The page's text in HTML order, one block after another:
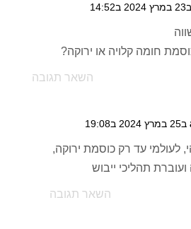
ב23 במרץ 2024 ב14:52
חומה קלויה או ירוקה?
השאר תגובה
ב25 במרץ 2024 ב19:08
לעולמי עד רק כוסמת ירוקה,
תהליכי ייבוש
השאר תגובה